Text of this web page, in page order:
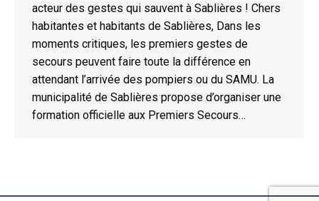
acteur des gestes qui sauvent à Sablières ! Chers
habitantes et habitants de Sablières, Dans les
moments critiques, les premiers gestes de
secours peuvent faire toute la différence en
attendant l’arrivée des pompiers ou du SAMU. La
municipalité de Sablières propose d’organiser une
formation officielle aux Premiers Secours…